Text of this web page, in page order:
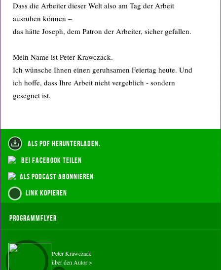
Dass die Arbeiter dieser Welt also am Tag der Arbeit
ausruhen können –
das hätte Joseph, dem Patron der Arbeiter, sicher gefallen.
Mein Name ist Peter Krawczack.
Ich wünsche Ihnen einen geruhsamen Feiertag heute. Und
ich hoffe, dass Ihre Arbeit nicht vergeblich - sondern
gesegnet ist.
als PDF herunterladen.
bei Facebook teilen
als Podcast abonnieren
Link kopieren
Programmflyer
Peter Krawczack
über den Autor >